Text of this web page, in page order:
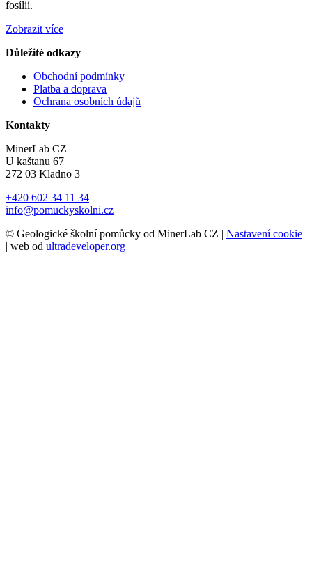
fosílií.
Zobrazit více
Důležité odkazy
Obchodní podmínky
Platba a doprava
Ochrana osobních údajů
Kontakty
MinerLab CZ
U kaštanu 67
272 03 Kladno 3
+420 602 34 11 34
info@pomuckyskolni.cz
© Geologické školní pomůcky od MinerLab CZ | Nastavení cookie
| web od ultradeveloper.org